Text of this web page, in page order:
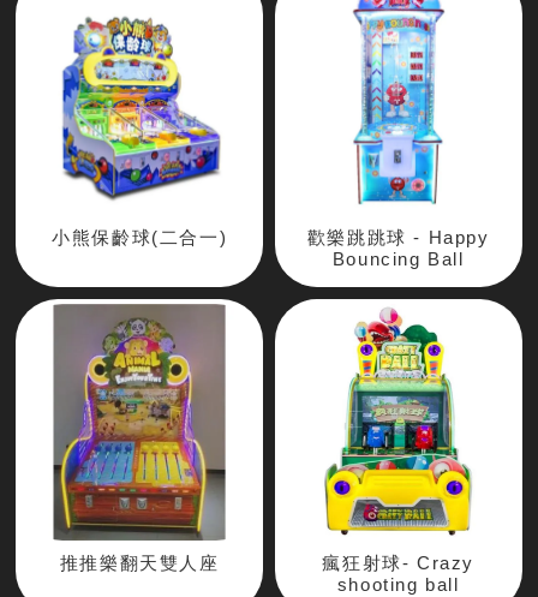
小熊保齡球(二合一)
歡樂跳跳球 - Happy
Bouncing Ball
推推樂翻天雙人座
瘋狂射球- Crazy
shooting ball